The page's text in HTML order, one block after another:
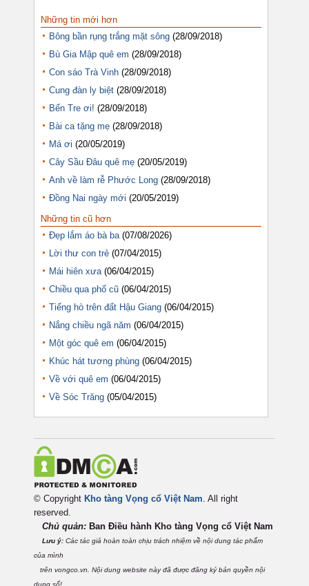
Những tin mới hơn
Bông bần rụng trắng mặt sông (28/09/2018)
Bù Gia Mập quê em (28/09/2018)
Con sáo Trà Vinh (28/09/2018)
Cung đàn ly biệt (28/09/2018)
Bến Tre ơi! (28/09/2018)
Bài ca tặng mẹ (28/09/2018)
Má ơi (20/05/2019)
Cây Sầu Đâu quê mẹ (20/05/2019)
Anh về làm rễ Phước Long (28/09/2018)
Đồng Nai ngày mới (20/05/2019)
Những tin cũ hơn
Đẹp lắm áo bà ba (07/08/2026)
Lời thư con trẻ (07/04/2015)
Mái hiên xưa (06/04/2015)
Chiều qua phố cũ (06/04/2015)
Tiếng hò trên đất Hậu Giang (06/04/2015)
Nắng chiều ngã năm (06/04/2015)
Một góc quê em (06/04/2015)
Khúc hát tương phùng (06/04/2015)
Về với quê em (06/04/2015)
Về Sóc Trăng (05/04/2015)
© Copyright Kho tàng Vọng cổ Việt Nam. All right
reserved.
Chủ quản: Ban Điều hành Kho tàng Vọng cổ Việt Nam
Lưu ý: Các tác giả hoàn toàn chịu trách nhiệm về nội dung tác phẩm
của mình
trên vongco.vn. Nội dung website này đã được đăng ký bản quyền nội